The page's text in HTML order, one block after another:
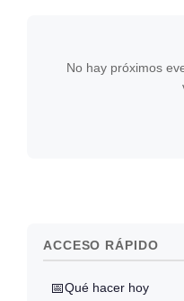
No hay próximos
ACCESO RÁPIDO
📅Qué hacer hoy